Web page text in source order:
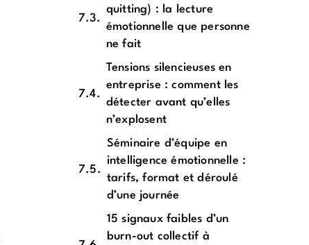
quitting) : la lecture
émotionnelle que personne
ne fait
Tensions silencieuses en
entreprise : comment les
détecter avant qu’elles
n’explosent
Séminaire d’équipe en
intelligence émotionnelle :
tarifs, format et déroulé
d’une journée
15 signaux faibles d’un
burn-out collectif à